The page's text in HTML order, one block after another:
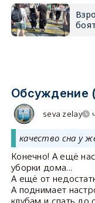
Обсуждение
seva zelay
качество сна у
Конечно! А ещё
уборки дома...
А ещё от
А поднимает
клубам и спать до